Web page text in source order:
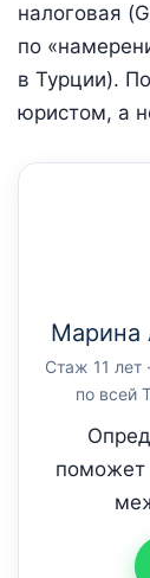
налоговая
по
в Турции).
юристом, а
Марина
Стаж 11 лет
по всей
поможет